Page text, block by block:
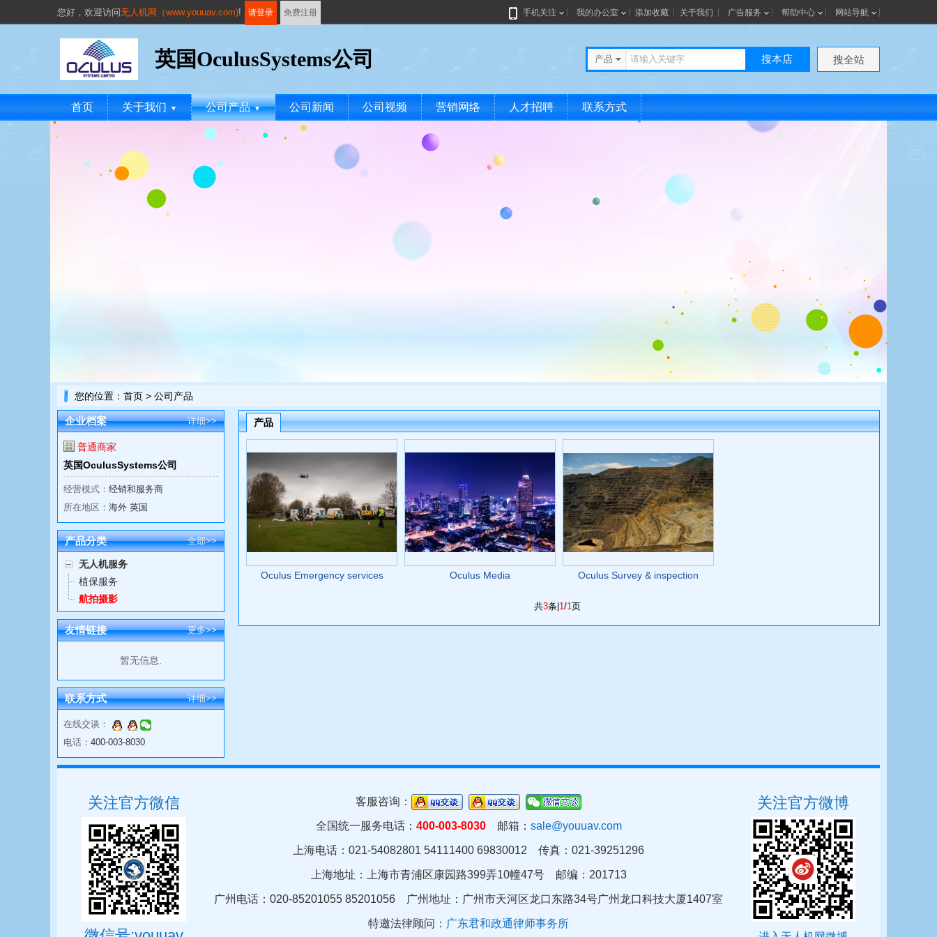
您好， 欢迎访问无人机网（www.youuav.com)! 请登录 免费注册 手机关注 我的办公室 添加收藏 关于我们 广告服务 帮助中心 网站导航
英国OculusSystems公司 产品 搜本店 搜全站
首页 关于我们 ▼ 公司产品 ▼ 公司新闻 公司视频 营销网络 人才招聘 联系方式
您的位置： 首页 > 公司产品
企业档案 详细>>
普通商家
英国OculusSystems公司
经营模式： 经销和服务商
所在地区： 海外 英国
产品分类 全部>>
无人机服务
植保服务
航拍摄影
友情链接 更多>>
暂无信息.
联系方式 详细>>
在线交谈：
电话： 400-003-8030
产品
Oculus Emergency services Oculus Media Oculus Survey & inspection
共3条| 1/1页
客服咨询：
全国统一服务电话： 400-003-8030邮箱： sale@youuav.com
上海电话：021-54082801 54111400 69830012 传真：021-39251296
上海地址：上海市青浦区康园路399弄10幢47号 邮编：201713
广州电话：020-85201055 85201056 广州地址： 广州市天河区龙口东路34号广州龙口科技大厦1407室
特邀法律顾问： 广东君和政通律师事务所
关注官方微信 关注官方微博